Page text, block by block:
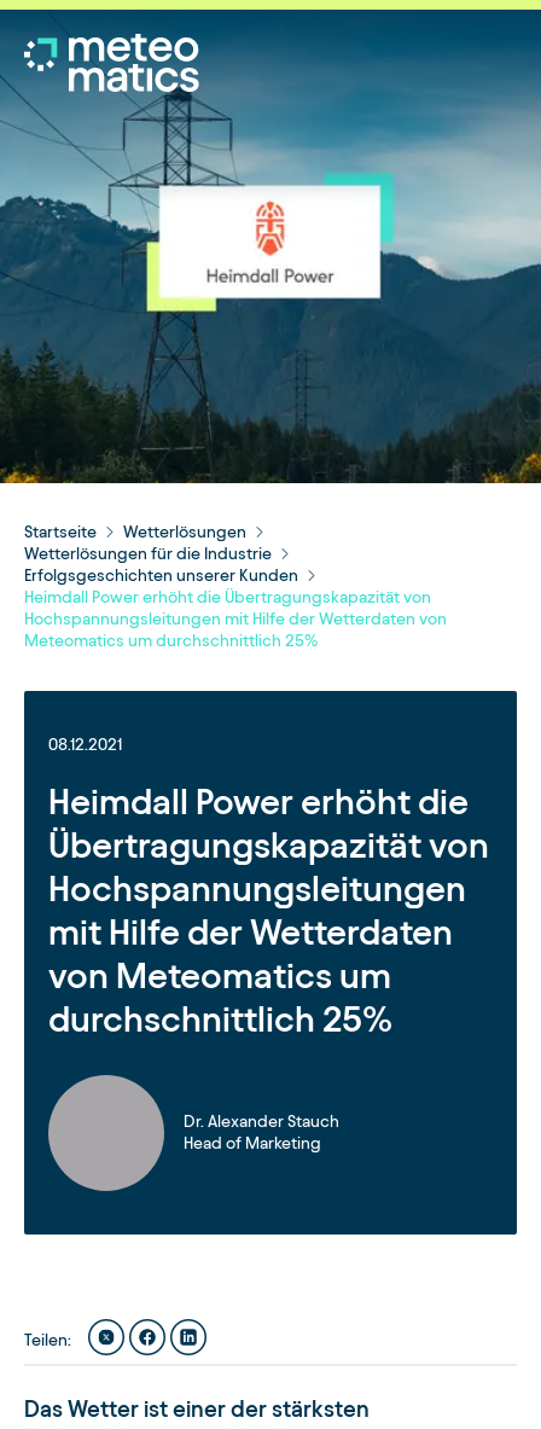
Startseite
Wetterlösungen
Wetterlösungen für die Industrie
Erfolgsgeschichten unserer Kunden
Heimdall Power erhöht die Übertragungskapazität von
Hochspannungsleitungen mit Hilfe der Wetterdaten von
Meteomatics um durchschnittlich 25%
08.12.2021
Heimdall Power erhöht die
Übertragungskapazität von
Hochspannungsleitungen
mit Hilfe der Wetterdaten
von Meteomatics um
durchschnittlich 25%
Dr. Alexander Stauch
Head of Marketing
Teilen:
Das Wetter ist einer der stärksten